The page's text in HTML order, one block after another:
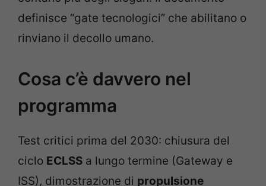
definisce “gate tecnologici” che abilitano o
rinviano il decollo umano.
Cosa c’è davvero nel
programma
Test critici prima del 2030: chiusura del
ciclo ECLSS a lungo termine (Gateway e
ISS), dimostrazione di propulsione